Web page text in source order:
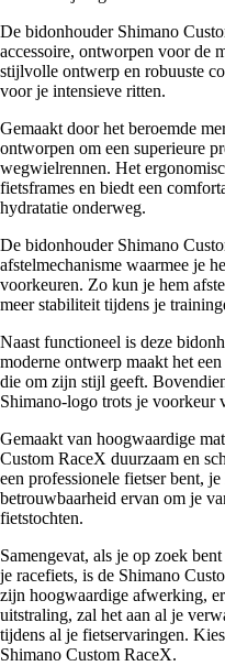
De bidonhouder Shimano
accessoire, ontworpen voor de
stijlvolle ontwerp en robuuste
voor je intensieve ritten.
Gemaakt door het beroemde
ontworpen om een superieure
wegwielrennen. Het
fietsframes en biedt een
hydratatie onderweg.
De bidonhouder Shimano
afstelmechanisme waarmee je
voorkeuren. Zo kun je hem
meer stabiliteit tijdens je
Naast functioneel is deze
moderne ontwerp maakt het
die om zijn stijl geeft.
Shimano-logo trots je voorkeur
Gemaakt van hoogwaardige
Custom RaceX duurzaam en
een professionele fietser bent,
betrouwbaarheid ervan om je
fietstochten.
Samengevat, als je op zoek
je racefiets, is de Shimano
zijn hoogwaardige afwerking,
uitstraling, zal het aan al je
tijdens al je fietservaringen.
Shimano Custom RaceX.